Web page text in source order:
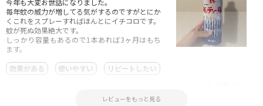
今年も大変お世話になりました。
毎年蚊の威力が増してる気がするのですがとにか
くこれをスプレーすればほんとにイチコロです。
蚊が死ぬ効果絶大です。
しっかり容量もあるので1本あれば3ヶ月はもち
ます。
効果がある
使いやすい リピートしたい
レビューをもっと見る